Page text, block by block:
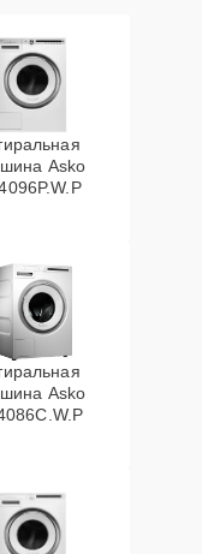
Asko
Asko